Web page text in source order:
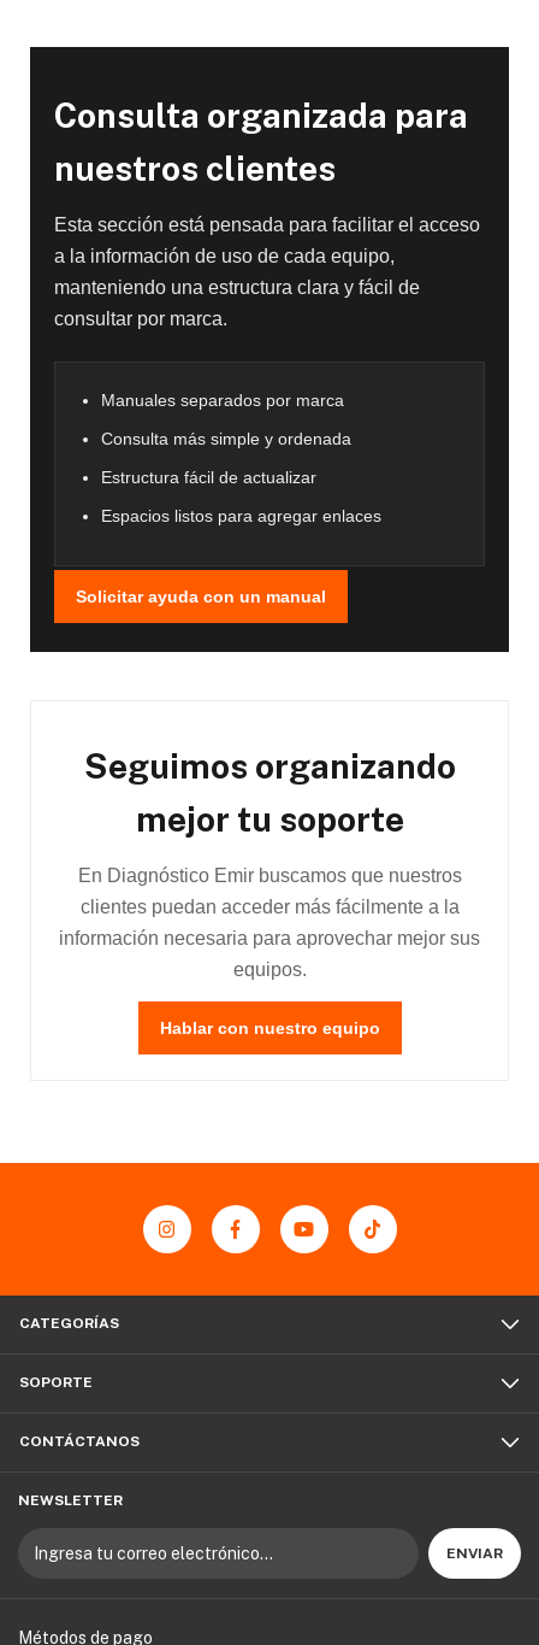
Consulta organizada para
nuestros clientes
Esta sección está pensada para facilitar el acceso
a la información de uso de cada equipo,
manteniendo una estructura clara y fácil de
consultar por marca.
Manuales separados por marca
Consulta más simple y ordenada
Estructura fácil de actualizar
Espacios listos para agregar enlaces
Solicitar ayuda con un manual
Seguimos organizando
mejor tu soporte
En Diagnóstico Emir buscamos que nuestros
clientes puedan acceder más fácilmente a la
información necesaria para aprovechar mejor sus
equipos.
Hablar con nuestro equipo
CATEGORÍAS
SOPORTE
CONTÁCTANOS
NEWSLETTER
Métodos de pago